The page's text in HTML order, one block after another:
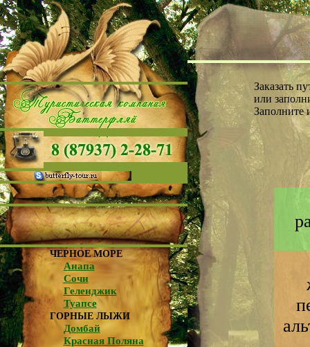
ЧЕРНОЕ МОРЕ
Анапа
Сочи
Геленджик
Туапсе
ГОРНЫЕ ЛЫЖИ
Домбай
Красная Поляна
Заказать
или
Заполните